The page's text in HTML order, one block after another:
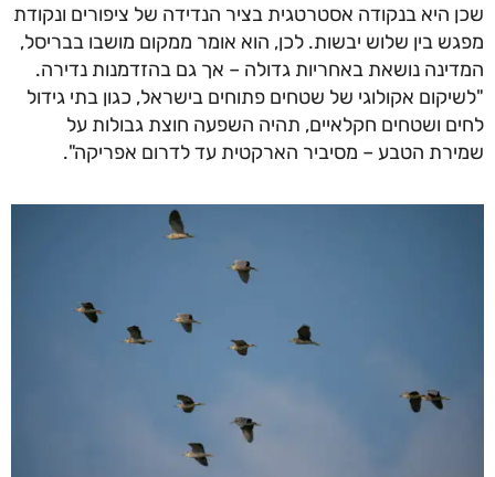
היא בנקודה אסטרטגית בציר הנדידה של ציפורים ונקודת
בין שלוש יבשות. לכן, הוא אומר ממקום מושבו בבריסל,
נושאת באחריות גדולה – אך גם בהזדמנות נדירה.
אקולוגי של שטחים פתוחים בישראל, כגון בתי גידול
ושטחים חקלאיים, תהיה השפעה חוצת גבולות על
הטבע – מסיביר הארקטית עד לדרום אפריקה".